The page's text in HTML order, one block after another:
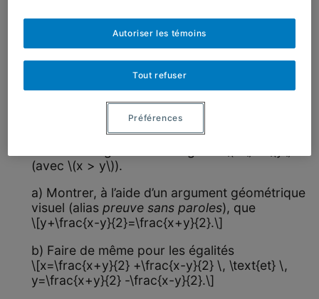
c) Autre démonstration: partant de \((^{**}),\)
le changement de variable
\[y=x+ \frac{b}{2a}\]
permet d’isoler \(y^2.\)
En travaillant en base soixante, vérifier
chacune des étapes du calcul de la tablette
YBC 4663 (p. 26).
(avec \(x > y\)).
a) Montrer, à l’aide d’un argument géométrique
visuel (alias preuve sans paroles), que
\[y+\frac{x-y}{2}=\frac{x+y}{2}.\]
b) Faire de même pour les égalités
\[x=\frac{x+y}{2} +\frac{x-y}{2} \, \text{et} \,
y=\frac{x+y}{2} -\frac{x-y}{2}.\]
Tout refuser
Autoriser les témoins
Préférences